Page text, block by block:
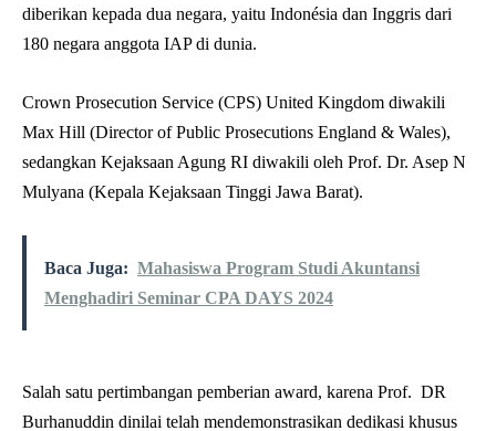
diberikan kepada dua negara, yaitu Indonésia dan Inggris dari
180 negara anggota IAP di dunia.
Crown Prosecution Service (CPS) United Kingdom diwakili
Max Hill (Director of Public Prosecutions England & Wales),
sedangkan Kejaksaan Agung RI diwakili oleh Prof. Dr. Asep N
Mulyana (Kepala Kejaksaan Tinggi Jawa Barat).
Baca Juga: Mahasiswa Program Studi Akuntansi
Menghadiri Seminar CPA DAYS 2024
Salah satu pertimbangan pemberian award, karena Prof. DR
Burhanuddin dinilai telah mendemonstrasikan dedikasi khusus